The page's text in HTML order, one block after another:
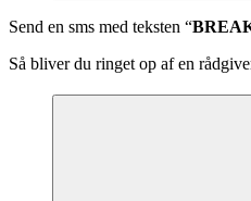
Send en sms med teksten “
Så bliver du ringet op af en